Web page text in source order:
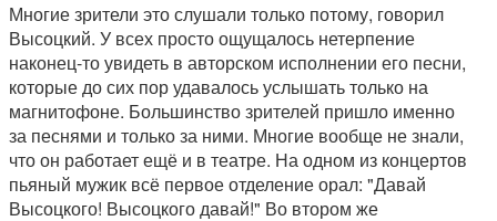
Многие зрители это слушали только потому, говорил
Высоцкий. У всех просто ощущалось нетерпение
наконец-то увидеть в авторском исполнении его песни,
которые до сих пор удавалось услышать только на
магнитофоне. Большинство зрителей пришло именно
за песнями и только за ними. Многие вообще не знали,
что он работает ещё и в театре. На одном из концертов
пьяный мужик всё первое отделение орал: "Давай
Высоцкого! Высоцкого давай!" Во втором же